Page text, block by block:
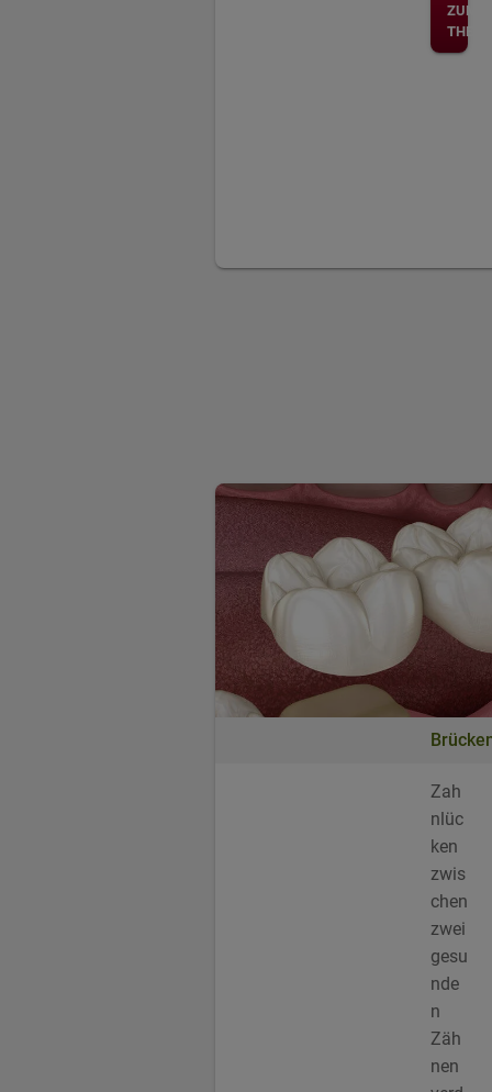
ZUM
Zah
nlüc
ken
zwis
chen
zwei
gesu
nde
n
Zäh
nen